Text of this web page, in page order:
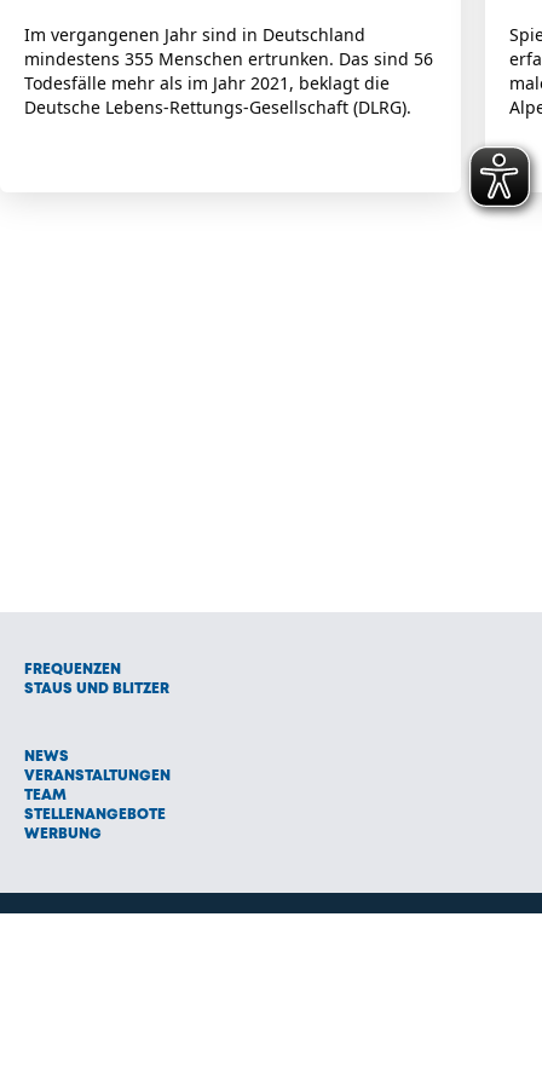
Im vergangenen Jahr sind in Deutschland
mindestens 355 Menschen ertrunken. Das sind 56
Todesfälle mehr als im Jahr 2021, beklagt die
Deutsche Lebens-Rettungs-Gesellschaft (DLRG).
FREQUENZEN
STAUS UND BLITZER
NEWS
VERANSTALTUNGEN
TEAM
STELLENANGEBOTE
WERBUNG